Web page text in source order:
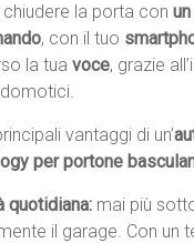
chiudere la porta con
, con il tuo
la tua voce, grazie
vantaggi di un’
per portone
quotidiana: mai più
il garage. Con un